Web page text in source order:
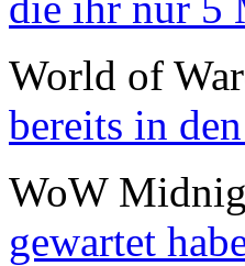
World of
bereits in
WoW
gewartet